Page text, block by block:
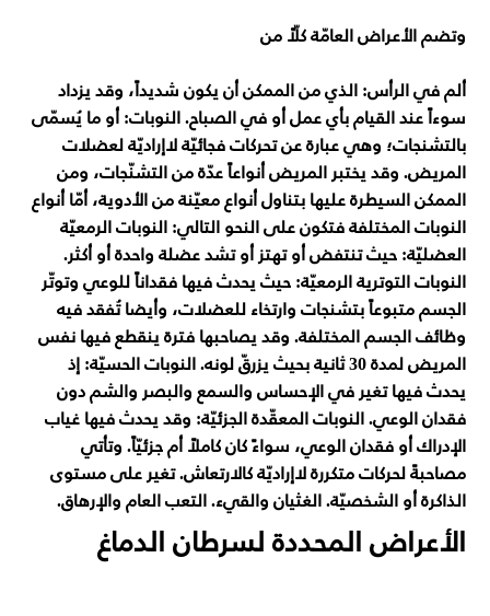
وتضم الأعراض العامّة كلّاً من
ألم في الرأس: الذي من الممكن أن يكون شديداً، وقد يزداد
سوءاً عند القيام بأي عمل أو في الصباح. النوبات: أو ما يُسمّى
بالتشنجات؛ وهي عبارة عن تحركات فجائيّة لاإراديّة لعضلات
المريض. وقد يختبر المريض أنواعاً عدّة من التشنّجات، ومن
الممكن السيطرة عليها بتناول أنواع معيّنة من الأدوية، أمّا أنواع
النوبات المختلفة فتكون على النحو التالي: النوبات الرمعيّة
العضليّة: حيث تنتفض أو تهتز أو تشد عضلة واحدة أو أكثر.
النوبات التوترية الرمعيّة: حيث يحدث فيها فقداناً للوعي وتوتّر
الجسم متبوعاً بتشنجات وارتخاء للعضلات، وأيضا تُفقد فيه
وظائف الجسم المختلفة. وقد يصاحبها فترة ينقطع فيها نفس
المريض لمدة 30 ثانية بحيث يزرقّ لونه. النوبات الحسيّة: إذ
يحدث فيها تغير في الإحساس والسمع والبصر والشم دون
فقدان الوعي. النوبات المعقّدة الجزئيّة: وقد يحدث فيها غياب
الإدراك أو فقدان الوعي، سواءً كان كاملاً أم جزئيّاً. وتأتي
مصاحبةً لحركات متكررة لاإراديّة كالارتعاش. تغير على مستوى
الذاكرة أو الشخصيّة. الغثيان والقيء. التعب العام والإرهاق.
الأعراض المحددة لسرطان الدماغ